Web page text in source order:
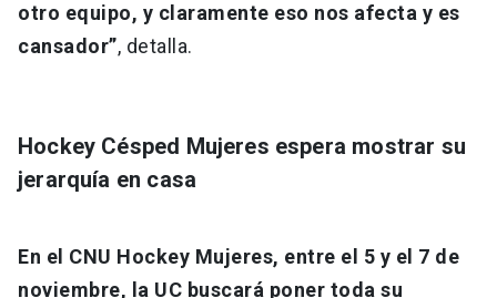
otro equipo, y claramente eso nos afecta y es
cansador”, detalla.
Hockey Césped Mujeres espera mostrar su
jerarquía en casa
En el CNU Hockey Mujeres, entre el 5 y el 7 de
noviembre, la UC buscará poner toda su